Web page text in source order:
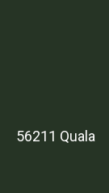
56211 Quala